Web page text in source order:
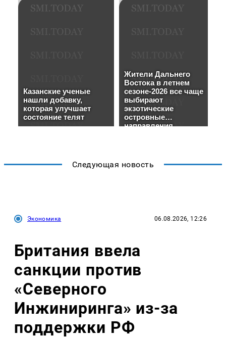
Следующая новость
Экономика 06.08.2026, 12:26
Британия ввела
санкции против
«Северного
Инжиниринга» из-за
поддержки РФ